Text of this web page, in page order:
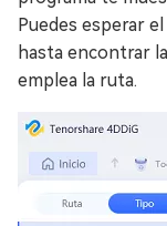
Puedes esperar
hasta encontrar
emplea la ruta.